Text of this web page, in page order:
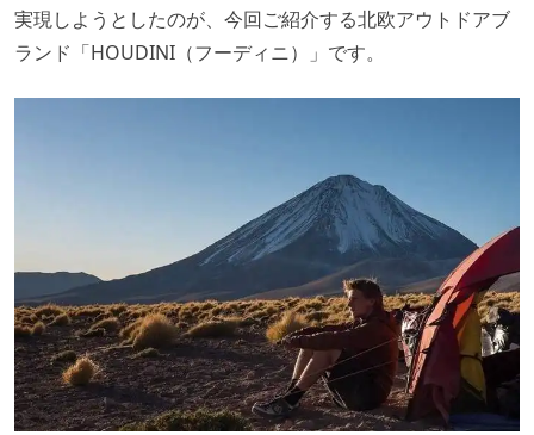
実現しようとしたのが、今回ご紹介する北欧アウトドアブ
ランド「HOUDINI（フーディニ）」です。